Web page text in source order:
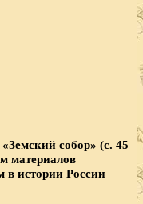
собор» (с. 45
материалов
в истории России